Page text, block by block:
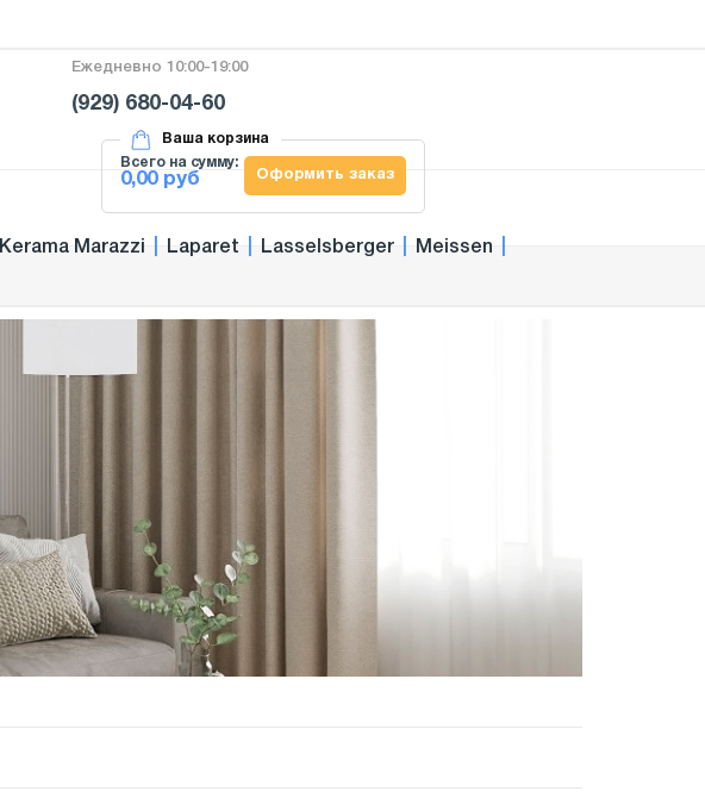
Ежедневно 10:00-19:00
(929) 680-04-60
Ваша корзина
Оформить заказ
Всего на сумму:
0,00 руб
Kerama Marazzi Laparet Lasselsberger Meissen